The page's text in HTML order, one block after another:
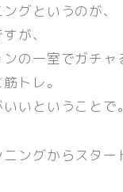
グというのが、
が、
の一室でガチャ
トレ。
いということで。
ングからスター